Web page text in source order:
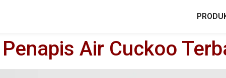
Penapis Air Cuckoo